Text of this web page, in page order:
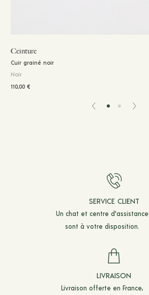
Ceinture
Cuir grainé noir
Noir
110,00 €
SERVICE CLIENT
Un chat et centre d'assistance
sont à votre disposition.
LIVRAISON
Livraison offerte en France,